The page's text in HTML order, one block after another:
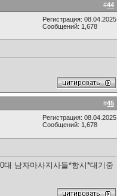
#44
Регистрация: 08.04.2025
Сообщений: 1,678
#45
Регистрация: 08.04.2025
Сообщений: 1,678
남자마사지사들*항시*대기중